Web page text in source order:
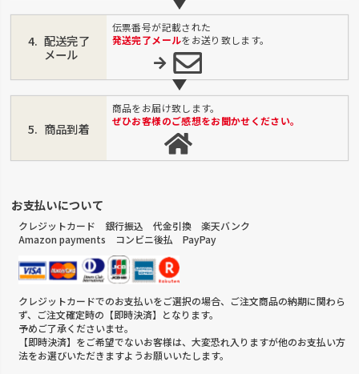
配送完了
メール
伝票番号が記載された
発送完了メールをお送り致します。
商品到着
商品をお届け致します。
ぜひお客様のご感想をお聞かせください。
お支払いについて
クレジットカード 銀行振込 代金引換 楽天バンク
Amazon payments コンビニ後払 PayPay
クレジットカードでのお支払いをご選択の場合、ご注文商品の納期に関わら
ず、ご注文確定時の【即時決済】となります。
予めご了承くださいませ。
【即時決済】をご希望でないお客様は、大変恐れ入りますが他のお支払い方
法をお選びいただきますようお願いいたします。